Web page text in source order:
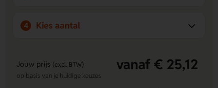
pictogrammen voor bewegwijzering en veiligheid, zoals
4 Kies aantal
Jouw prijs (excl. BTW) vanaf € 25,12
op basis van je huidige keuzes